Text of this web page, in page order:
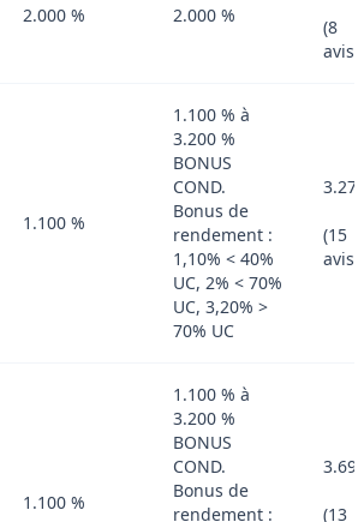
2.000 % 2.000 %
(8
avis)
1.100 %
1.100 % à
3.200 %
BONUS
COND.
Bonus de
rendement :
1,10% < 40%
UC, 2% < 70%
UC, 3,20% >
70% UC
(15
avis)
1.100 %
1.100 % à
3.200 %
BONUS
COND.
Bonus de
rendement :
(13